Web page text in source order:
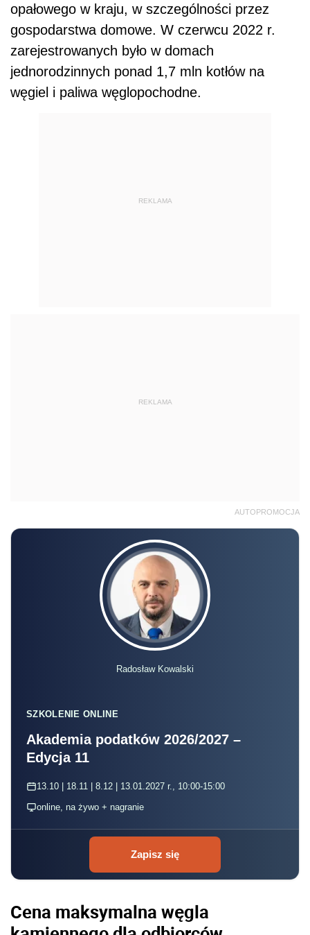
opałowego w kraju, w szczególności przez
gospodarstwa domowe. W czerwcu 2022 r.
zarejestrowanych było w domach
jednorodzinnych ponad 1,7 mln kotłów na
węgiel i paliwa węglopochodne.
REKLAMA
REKLAMA
AUTOPROMOCJA
Radosław Kowalski
SZKOLENIE ONLINE
Akademia podatków 2026/2027 –
Edycja 11
13.10 | 18.11 | 8.12 | 13.01.2027 r., 10:00-15:00
online, na żywo + nagranie
Zapisz się
Cena maksymalna węgla